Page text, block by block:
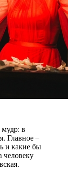
в
Главное –
и какие бы
человеку